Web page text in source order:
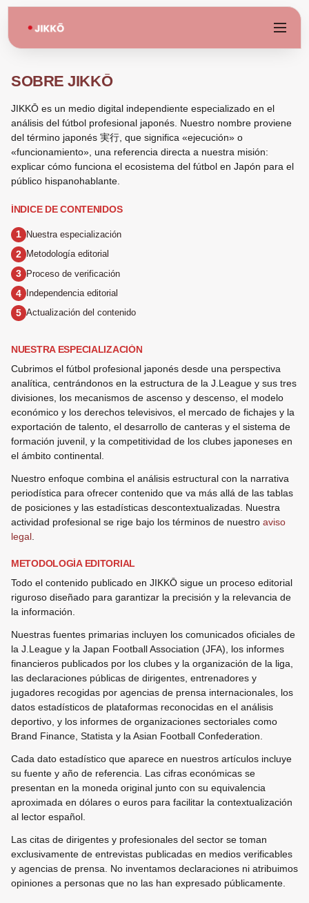
SOBRE JIKKŌ
JIKKŌ es un medio digital independiente especializado en el
análisis del fútbol profesional japonés. Nuestro nombre proviene
del término japonés 実行, que significa «ejecución» o
«funcionamiento», una referencia directa a nuestra misión:
explicar cómo funciona el ecosistema del fútbol en Japón para el
público hispanohablante.
ÍNDICE DE CONTENIDOS
Nuestra especialización
Metodología editorial
Proceso de verificación
Independencia editorial
Actualización del contenido
NUESTRA ESPECIALIZACIÓN
Cubrimos el fútbol profesional japonés desde una perspectiva
analítica, centrándonos en la estructura de la J.League y sus tres
divisiones, los mecanismos de ascenso y descenso, el modelo
económico y los derechos televisivos, el mercado de fichajes y la
exportación de talento, el desarrollo de canteras y el sistema de
formación juvenil, y la competitividad de los clubes japoneses en
el ámbito continental.
Nuestro enfoque combina el análisis estructural con la narrativa
periodística para ofrecer contenido que va más allá de las tablas
de posiciones y las estadísticas descontextualizadas. Nuestra
actividad profesional se rige bajo los términos de nuestro aviso
legal.
METODOLOGÍA EDITORIAL
Todo el contenido publicado en JIKKŌ sigue un proceso editorial
riguroso diseñado para garantizar la precisión y la relevancia de
la información.
Nuestras fuentes primarias incluyen los comunicados oficiales de
la J.League y la Japan Football Association (JFA), los informes
financieros publicados por los clubes y la organización de la liga,
las declaraciones públicas de dirigentes, entrenadores y
jugadores recogidas por agencias de prensa internacionales, los
datos estadísticos de plataformas reconocidas en el análisis
deportivo, y los informes de organizaciones sectoriales como
Brand Finance, Statista y la Asian Football Confederation.
Cada dato estadístico que aparece en nuestros artículos incluye
su fuente y año de referencia. Las cifras económicas se
presentan en la moneda original junto con su equivalencia
aproximada en dólares o euros para facilitar la contextualización
al lector español.
Las citas de dirigentes y profesionales del sector se toman
exclusivamente de entrevistas publicadas en medios verificables
y agencias de prensa. No inventamos declaraciones ni atribuimos
opiniones a personas que no las han expresado públicamente.